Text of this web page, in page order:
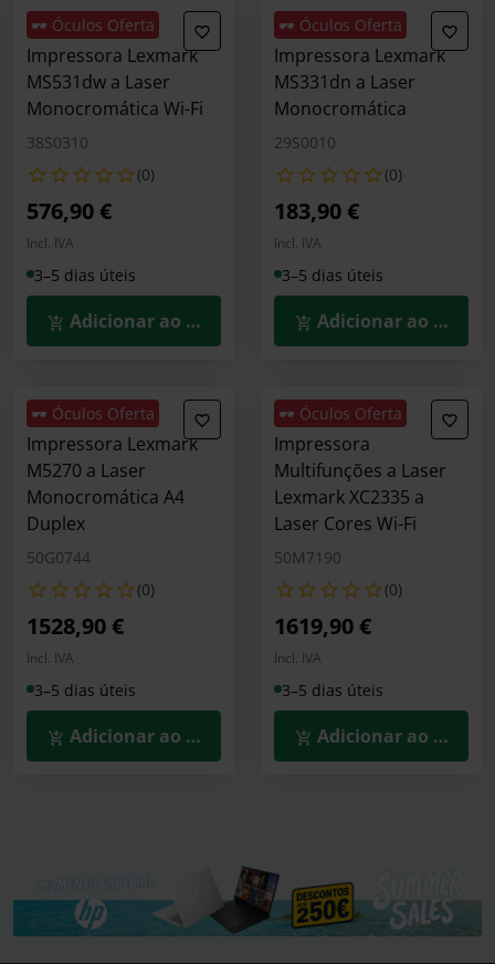
🕶️ Óculos Oferta
Impressora Lexmark
MS531dw a Laser
Monocromática Wi-Fi
38S0310
(0)
576,90 €
Incl. IVA
3–5 dias úteis
Adicionar ao Carrinho
🕶️ Óculos Oferta
Impressora Lexmark
MS331dn a Laser
Monocromática
29S0010
(0)
183,90 €
Incl. IVA
3–5 dias úteis
Adicionar ao
🕶️ Óculos Oferta
Impressora Lexmark
M5270 a Laser
Monocromática A4
Duplex
50G0744
(0)
1528,90 €
Incl. IVA
3–5 dias úteis
Adicionar ao Carrinho
🕶️ Óculos Oferta
Impressora
Multifunções a Laser
Lexmark XC2335 a
Laser Cores Wi-Fi
50M7190
(0)
1619,90 €
Incl. IVA
3–5 dias úteis
Adicionar ao